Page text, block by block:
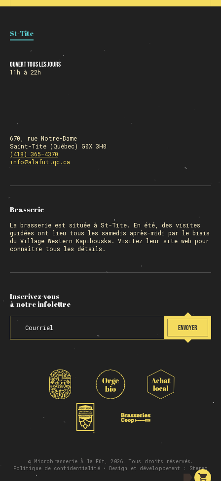
St-Tite
Ouvert tous les jours
11h à 22h
670, rue Notre-Dame
Saint-Tite (Québec) G0X 3H0
(418) 365-4370
info@alafut.qc.ca
Brasserie
La brasserie est située à St-Tite. En été, des visites
guidées ont lieu tous les samedis après-midi par le biais
du Village Western Kapibouska. Visitez leur site web pour
connaître tous les détails.
Inscrivez-vous
à notre infolettre
ENVOYER
© Microbrasserie À la Fût, 2026. Tous droits réservés.
Politique de confidentialité• Design et développement : Stereo
FERMÉ 31 déc. et 01 janvier